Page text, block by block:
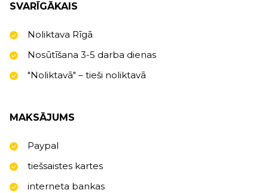
SVARĪGĀKAIS
Noliktava Rīgā
Nosūtīšana 3-5 darba dienas
"Noliktavā" – tieši noliktavā
MAKSĀJUMS
Paypal
tiešsaistes kartes
interneta bankas